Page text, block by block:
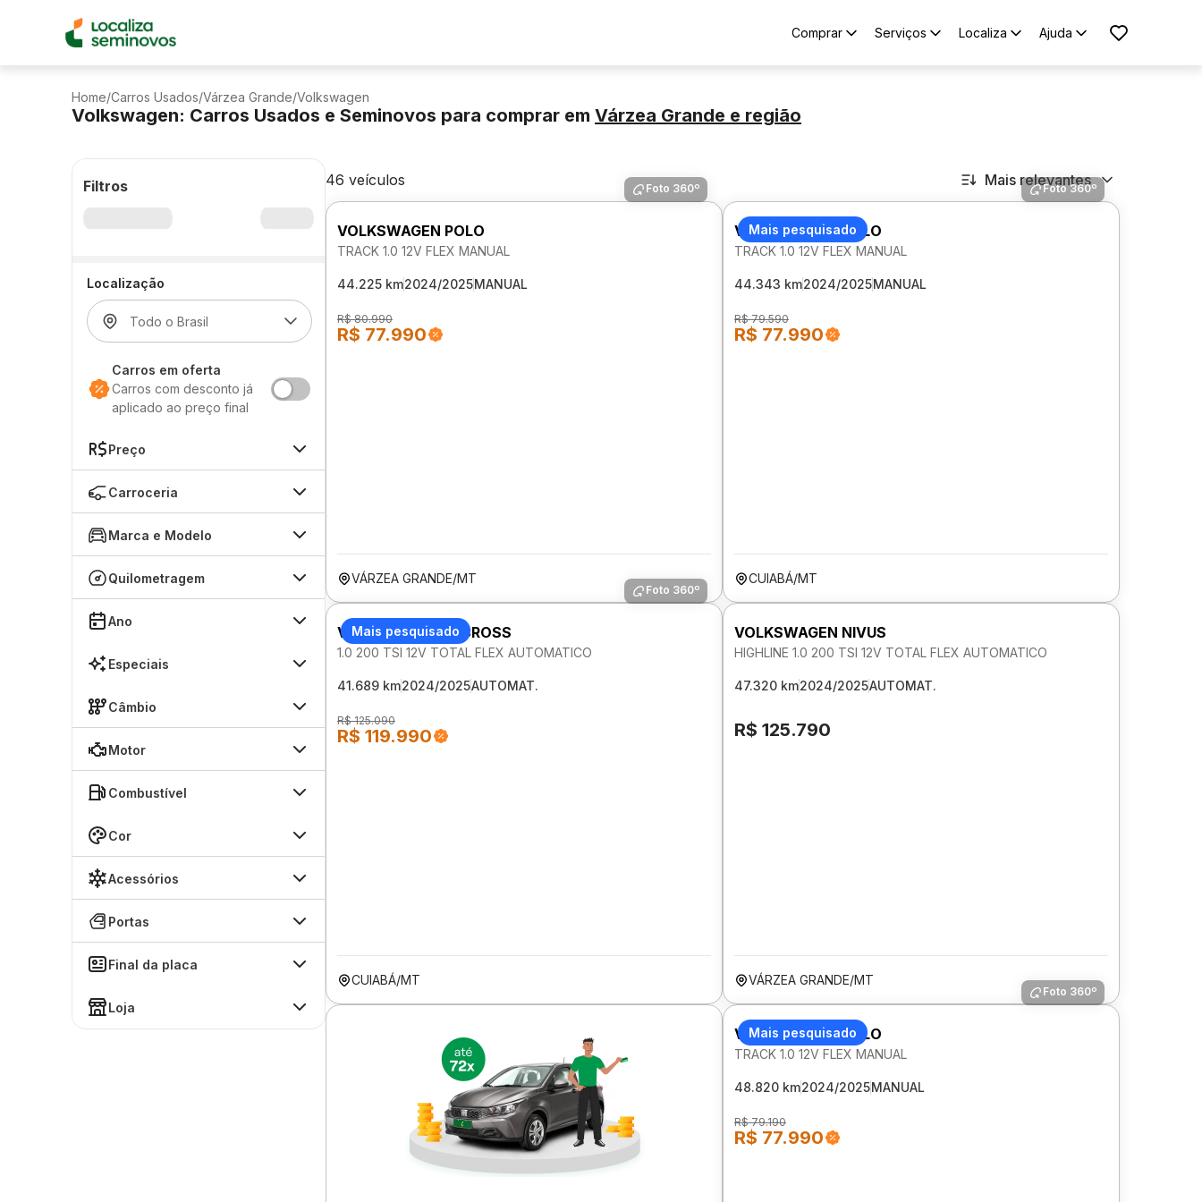
Comprar Serviços Localiza Ajuda
Home/Carros Usados/Várzea Grande/Volkswagen
Volkswagen: Carros Usados e Seminovos para comprar em Várzea Grande e região
Filtros
Localização
Carros em oferta
Carros com desconto já
aplicado ao preço final
Preço
Carroceria
Marca e Modelo
Quilometragem
Ano
Especiais
Câmbio
Motor
Combustível
Cor
Acessórios
Portas
Final da placa
Loja
46 veículos Mais relevantes
Foto 360º
VOLKSWAGEN POLO
TRACK 1.0 12V FLEX MANUAL
44.225 km2024/2025MANUAL
R$ 80.990
R$ 77.990
VÁRZEA GRANDE/MT
Mais pesquisado
Foto 360º
VOLKSWAGEN POLO
TRACK 1.0 12V FLEX MANUAL
44.343 km2024/2025MANUAL
R$ 79.590
R$ 77.990
CUIABÁ/MT
Mais pesquisado
Foto 360º
VOLKSWAGEN T-CROSS
1.0 200 TSI 12V TOTAL FLEX AUTOMATICO
41.689 km2024/2025AUTOMAT.
R$ 125.090
R$ 119.990
CUIABÁ/MT
VOLKSWAGEN NIVUS
HIGHLINE 1.0 200 TSI 12V TOTAL FLEX AUTOMATICO
47.320 km2024/2025AUTOMAT.
R$ 125.790
VÁRZEA GRANDE/MT
Mais pesquisado
Foto 360º
VOLKSWAGEN POLO
TRACK 1.0 12V FLEX MANUAL
48.820 km2024/2025MANUAL
R$ 79.190
R$ 77.990